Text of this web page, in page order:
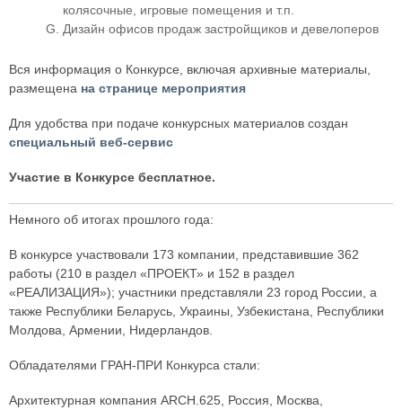
колясочные, игровые помещения и т.п.
Дизайн офисов продаж застройщиков и девелоперов
Вся информация о Конкурсе, включая архивные материалы,
размещена на странице мероприятия
Для удобства при подаче конкурсных материалов создан
специальный веб-сервис
Участие в Конкурсе бесплатное.
Немного об итогах прошлого года:
В конкурсе участвовали 173 компании, представившие 362
работы (210 в раздел «ПРОЕКТ» и 152 в раздел
«РЕАЛИЗАЦИЯ»); участники представляли 23 город России, а
также Республики Беларусь, Украины, Узбекистана, Республики
Молдова, Армении, Нидерландов.
Обладателями ГРАН-ПРИ Конкурса стали:
Архитектурная компания ARCH.625, Россия, Москва,